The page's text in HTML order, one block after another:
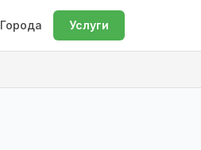
Города Услуги